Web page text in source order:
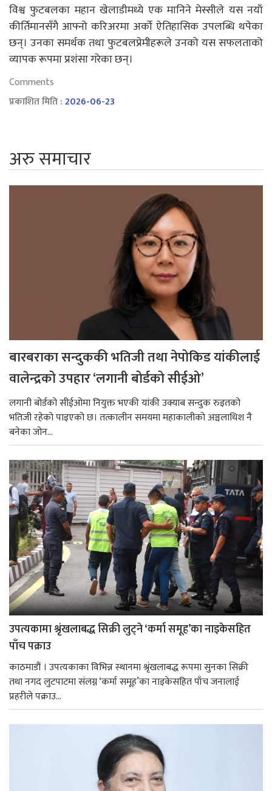
विश्व फुटबलका महान खेलाडीमध्ये एक मानिने मेस्सीले यस नयाँ
कीर्तिमानसँगै आफ्नो करिअरमा अर्को ऐतिहासिक उपलब्धि थपेका
छन्। उनका समर्थक तथा फुटबलप्रेमीहरूले उनको यस सफलताको
व्यापक रूपमा प्रशंसा गरेका छन्।
Comments
प्रकाशित मिति :2026-06-23
अरु समाचार
बारबराका सन्दुककी भतिजी तथा नेपोकिड यांकीलाई
वालेन्द्रको उपहार ‘लगानी बोर्डको सीईओ’
लगानी बोर्डको सीईओमा नियुक्त भएकी यांकी उक्याब सन्दुक रुइतको
भतिजी रहेको पाइएको छ। तत्कालीन समयमा महाकालीको अञ्चलाधिश नै
बनेका जोन...
उपत्यकामा श्रृंखलाबद्ध सिक्री लुट्ने ‘कर्मा समूह’का नाइकेसहित
पाँच पक्राउ
काठमाडौं । उपत्यकाका विभिन्न स्थानमा श्रृंखलाबद्ध रूपमा सुनका सिक्री
तथा नगद लुटपाटमा संलग्न ‘कर्मा समूह’का नाइकेसहित पाँच जनालाई
प्रहरीले पक्राउ...